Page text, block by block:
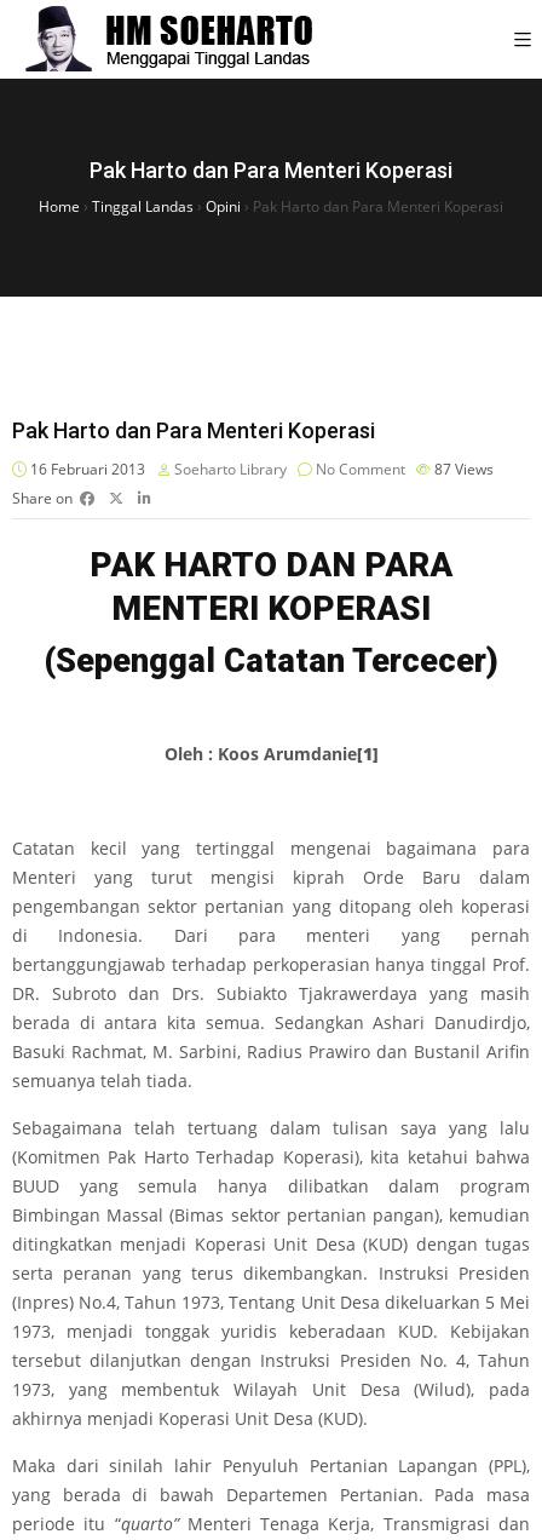
Pak Harto dan Para Menteri Koperasi
Home › Tinggal Landas › Opini › Pak Harto dan Para Menteri Koperasi
Pak Harto dan Para Menteri Koperasi
16 Februari 2013 Soeharto Library No Comment 87Views
Share on
PAK HARTO DAN PARA
MENTERI KOPERASI
(Sepenggal Catatan Tercecer)
Oleh : Koos Arumdanie[1]
Catatan kecil yang tertinggal mengenai bagaimana para
Menteri yang turut mengisi kiprah Orde Baru dalam
pengembangan sektor pertanian yang ditopang oleh koperasi
di Indonesia. Dari para menteri yang pernah
bertanggungjawab terhadap perkoperasian hanya tinggal Prof.
DR. Subroto dan Drs. Subiakto Tjakrawerdaya yang masih
berada di antara kita semua. Sedangkan Ashari Danudirdjo,
Basuki Rachmat, M. Sarbini, Radius Prawiro dan Bustanil Arifin
semuanya telah tiada.
Sebagaimana telah tertuang dalam tulisan saya yang lalu
(Komitmen Pak Harto Terhadap Koperasi), kita ketahui bahwa
BUUD yang semula hanya dilibatkan dalam program
Bimbingan Massal (Bimas sektor pertanian pangan), kemudian
ditingkatkan menjadi Koperasi Unit Desa (KUD) dengan tugas
serta peranan yang terus dikembangkan. Instruksi Presiden
(Inpres) No.4, Tahun 1973, Tentang Unit Desa dikeluarkan 5 Mei
1973, menjadi tonggak yuridis keberadaan KUD. Kebijakan
tersebut dilanjutkan dengan Instruksi Presiden No. 4, Tahun
1973, yang membentuk Wilayah Unit Desa (Wilud), pada
akhirnya menjadi Koperasi Unit Desa (KUD).
Maka dari sinilah lahir Penyuluh Pertanian Lapangan (PPL),
yang berada di bawah Departemen Pertanian. Pada masa
periode itu “quarto” Menteri Tenaga Kerja, Transmigrasi dan